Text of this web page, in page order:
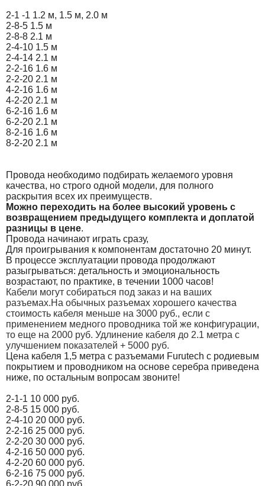
2-1 -1 1.2 м, 1.5 м, 2.0 м
2-8-5 1.5 м
2-8-8 2.1 м
2-4-10 1.5 м
2-4-14 2.1 м
2-2-16 1.6 м
2-2-20 2.1 м
4-2-16 1.6 м
4-2-20 2.1 м
6-2-16 1.6 м
6-2-20 2.1 м
8-2-16 1.6 м
8-2-20 2.1 м
Провода необходимо подбирать желаемого уровня
качества, но строго одной модели, для полного
раскрытия всех их преимуществ.
Можно переходить на более высокий уровень с
возвращением предыдущего комплекта и доплатой
разницы в цене.
Провода начинают играть сразу,
Для проигрывания к компонентам достаточно 20 минут.
В процессе эксплуатации провода продолжают
разыгрываться: детальность и эмоциональность
возрастают, по практике, в течении 1000 часов!
Кабели могут собираться под заказ и на ваших
разъемах.На обычных разъемах хорошего качества
стоимость кабеля меньше на 3000 руб., если с
применением медного проводника той же конфигурации,
то еще на 2000 руб. Удлинение кабеля до 2.1 метра с
улучшением показателей + 5000 руб.
Цена кабеля 1,5 метра с разъемами Furutech с родиевым
покрытием и проводником на основе серебра приведена
ниже, по остальным вопросам звоните!
2-1-1 10 000 руб.
2-8-5 15 000 руб.
2-4-10 20 000 руб.
2-2-16 25 000 руб.
2-2-20 30 000 руб.
4-2-16 50 000 руб.
4-2-20 60 000 руб.
6-2-16 75 000 руб.
6-2-20 90 000 руб.